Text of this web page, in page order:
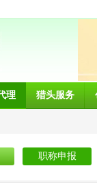
理 猎头服务
职称申报